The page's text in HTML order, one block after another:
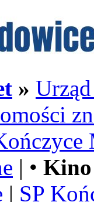
»
| •
| SP